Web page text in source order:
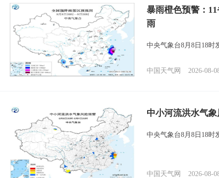
暴雨橙色预警：
雨
中央气象台8月8日18时
中国天气网 2026-08-
中小河流洪水气
中央气象台8月8日18时
中国天气网 2026-08-